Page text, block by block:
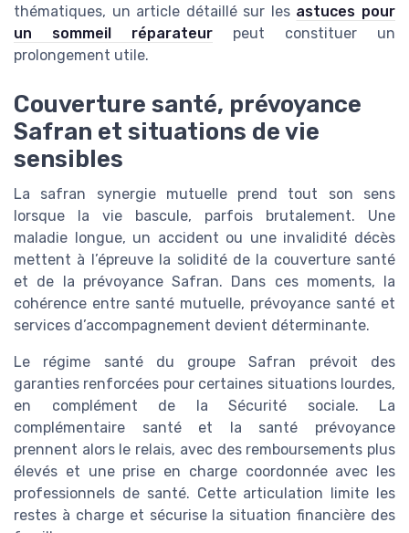
thématiques, un article détaillé sur les astuces pour
un sommeil réparateur peut constituer un
prolongement utile.
Couverture santé, prévoyance
Safran et situations de vie
sensibles
La safran synergie mutuelle prend tout son sens
lorsque la vie bascule, parfois brutalement. Une
maladie longue, un accident ou une invalidité décès
mettent à l’épreuve la solidité de la couverture santé
et de la prévoyance Safran. Dans ces moments, la
cohérence entre santé mutuelle, prévoyance santé et
services d’accompagnement devient déterminante.
Le régime santé du groupe Safran prévoit des
garanties renforcées pour certaines situations lourdes,
en complément de la Sécurité sociale. La
complémentaire santé et la santé prévoyance
prennent alors le relais, avec des remboursements plus
élevés et une prise en charge coordonnée avec les
professionnels de santé. Cette articulation limite les
restes à charge et sécurise la situation financière des